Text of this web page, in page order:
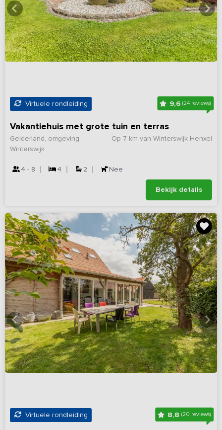
Virtuele rondleiding 9,6(24 reviews)
Vakantiehuis met grote tuin en terras
Op 7 km van Winterswijk Henxel
Gelderland, omgeving
Winterswijk
4 - 8 4 2 Nee
Bekijk details
Virtuele rondleiding 8,8 (20 reviews)